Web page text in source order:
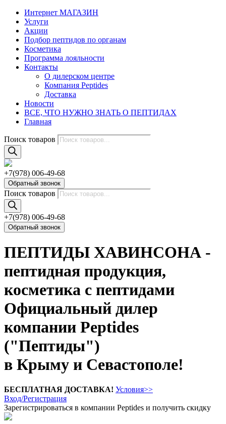
Интернет МАГАЗИН
Услуги
Акции
Подбор пептидов по органам
Косметика
Программа лояльности
Контакты
О дилерском центре
Компания Peptides
Доставка
Новости
ВСЕ, ЧТО НУЖНО ЗНАТЬ О ПЕПТИДАХ
Главная
Поиск товаров
+7(978) 006-49-68
Обратный звонок
Поиск товаров
+7(978) 006-49-68
Обратный звонок
ПЕПТИДЫ ХАВИНСОНА -
пептидная продукция,
косметика с пептидами
Официальный дилер
компании Peptides
("Пептиды")
в Крыму и Севастополе!
БЕСПЛАТНАЯ ДОСТАВКА! Условия>>
Вход/Регистрация
Зарегистрироваться в компании Peptides и получить скидку